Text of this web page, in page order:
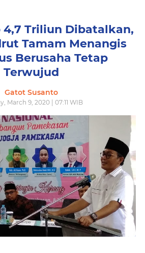
4,7 Triliun Dibatalkan,
Tamam Menangis
Berusaha Tetap
Terwujud
Gatot Susanto
March 9, 2020 | 07:11 WIB